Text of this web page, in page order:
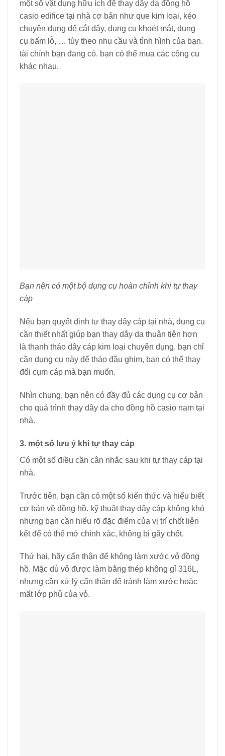
một số vật dụng hữu ích để thay dây da đồng hồ
casio edifice tại nhà cơ bản như que kim loại, kéo
chuyên dụng để cắt dây, dụng cụ khoét mắt, dụng
cụ bấm lỗ, … tùy theo nhu cầu và tình hình của bạn.
tài chính bạn đang có. bạn có thể mua các công cụ
khác nhau.
Bạn nên có một bộ dụng cụ hoàn chỉnh khi tự thay
cáp
Nếu bạn quyết định tự thay dây cáp tại nhà, dụng cụ
cần thiết nhất giúp bạn thay dây da thuận tiện hơn
là thanh tháo dây cáp kim loại chuyên dụng. bạn chỉ
cần dụng cụ này để tháo đầu ghim, bạn có thể thay
đổi cụm cáp mà bạn muốn.
Nhìn chung, bạn nên có đầy đủ các dụng cụ cơ bản
cho quá trình thay dây da cho đồng hồ casio nam tại
nhà.
3. một số lưu ý khi tự thay cáp
Có một số điều cần cân nhắc sau khi tự thay cáp tại
nhà.
Trước tiên, bạn cần có một số kiến ​​thức và hiểu biết
cơ bản về đồng hồ. kỹ thuật thay dây cáp không khó
nhưng bạn cần hiểu rõ đặc điểm của vị trí chốt liên
kết để có thể mở chính xác, không bị gãy chốt.
Thứ hai, hãy cẩn thận để không làm xước vỏ đồng
hồ. Mặc dù vỏ được làm bằng thép không gỉ 316L,
nhưng cần xử lý cẩn thận để tránh làm xước hoặc
mất lớp phủ của vỏ.